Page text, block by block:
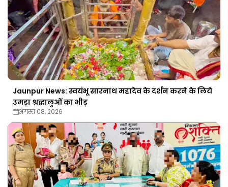
Jaunpur News: स्वयंभू सारनाथ महादेव के दर्शन करने के लिये
उमड़ा श्रद्धालुओं का भीड़
अगस्त 08, 2026